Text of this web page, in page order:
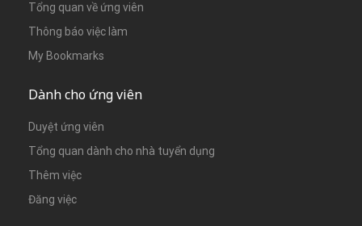
Tổng quan về ứng viên
Thông báo việc làm
My Bookmarks
Dành cho ứng viên
Duyệt ứng viên
Tổng quan dành cho nhà tuyển dụng
Thêm việc
Đăng việc